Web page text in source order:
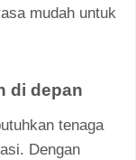
mudah untuk
di depan
tenaga
Dengan